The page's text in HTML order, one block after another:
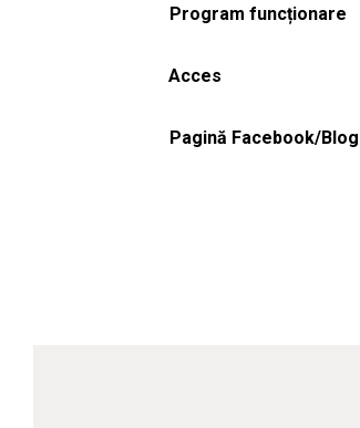
Program funcționare
Acces
Pagină Facebook/Blog